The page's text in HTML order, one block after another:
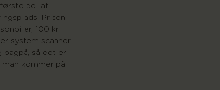
del af
Prisen
100 kr.
system scanner
bagpå, så det er
kommer på